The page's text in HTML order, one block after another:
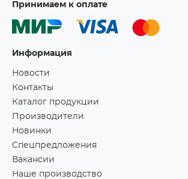
Принимаем к оплате
Информация
Новости
Контакты
Каталог продукции
Производители
Новинки
Спецпредложения
Вакансии
Наше производство